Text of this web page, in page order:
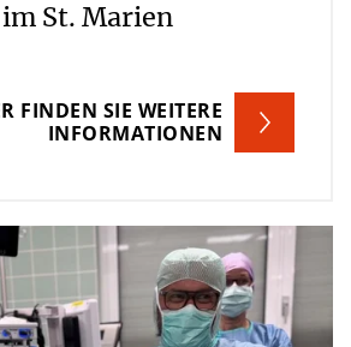
St. Marien
FINDEN SIE WEITERE
INFORMATIONEN